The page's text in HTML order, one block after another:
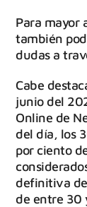
Para mayor
también
dudas a
Cabe
junio del
Online de
del día, los
por ciento
definitiva
de entre 30